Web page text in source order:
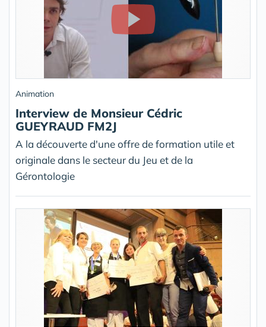
Animation
Interview de Monsieur Cédric
GUEYRAUD FM2J
A la découverte d'une offre de formation utile et
originale dans le secteur du Jeu et de la
Gérontologie